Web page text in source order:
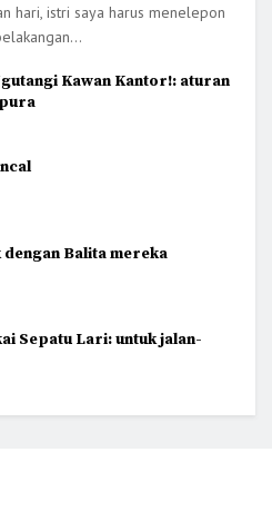
hari, istri saya harus menelepon
Kawan Kantor!: aturan
dengan Balita mereka
Sepatu Lari: untuk jalan-